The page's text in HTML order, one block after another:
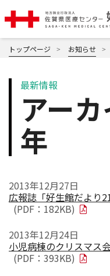
トップページ お知らせ
最新情報
アー
年
2013年12月27日
広報誌「好生館だより
(PDF：182KB)
2013年12月24日
小児病棟のクリスマス
(PDF：393KB)